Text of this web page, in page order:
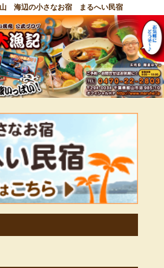
山 海辺の小さなお宿 まるへい民宿